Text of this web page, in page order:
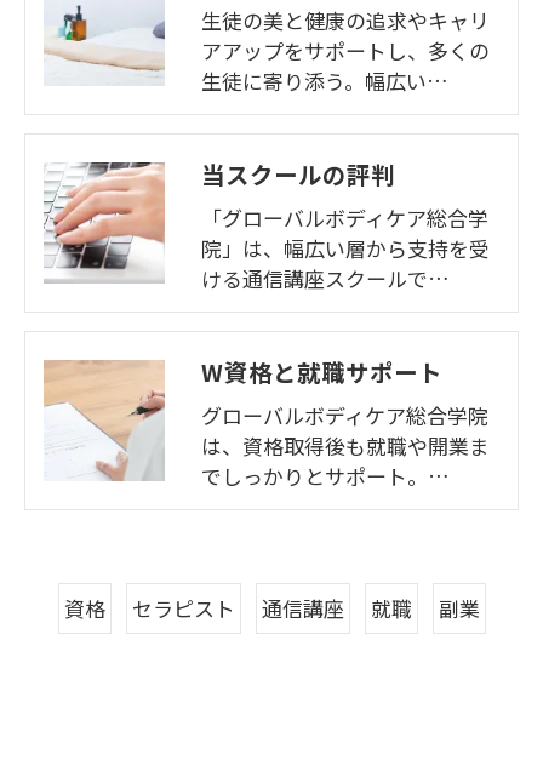
生徒の美と健康の追求やキャリ
アアップをサポートし、多くの
生徒に寄り添う。幅広い…
当スクールの評判
「グローバルボディケア総合学
院」は、幅広い層から支持を受
ける通信講座スクールで…
W資格と就職サポート
グローバルボディケア総合学院
は、資格取得後も就職や開業ま
でしっかりとサポート。…
資格 セラピスト 通信講座 就職 副業